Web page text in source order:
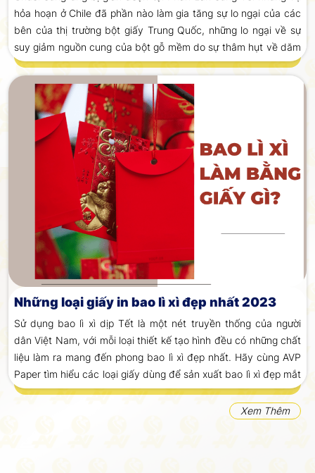
hỏa hoạn ở Chile đã phần nào làm gia tăng sự lo ngại của các
bên của thị trường bột giấy Trung Quốc, những lo ngại về sự
suy giảm nguồn cung của bột gỗ mềm do sự thâm hụt về dăm
gỗ tại Canada
Những loại giấy in bao lì xì đẹp nhất 2023
Sử dụng bao lì xì dịp Tết là một nét truyền thống của người
dân Việt Nam, với mỗi loại thiết kế tạo hình đều có những chất
liệu làm ra mang đến phong bao lì xì đẹp nhất. Hãy cùng AVP
Paper tìm hiểu các loại giấy dùng để sản xuất bao lì xì đẹp mắt
phù
Xem Thêm